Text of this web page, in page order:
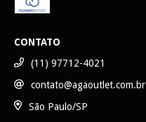
CONTATO
(11) 97712-4021
contato@agaoutlet.com.br
São Paulo/SP